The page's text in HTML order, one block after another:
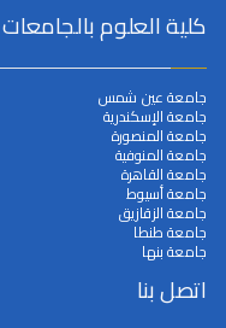
كلية العلوم
جامعة عين شمس
جامعة الإسكندرية
جامعة المنصورة
جامعة المنوفية
جامعة القاهرة
جامعة أسيوط
جامعة الزقازيق
جامعة طنطا
جامعة بنها
اتصل بنا